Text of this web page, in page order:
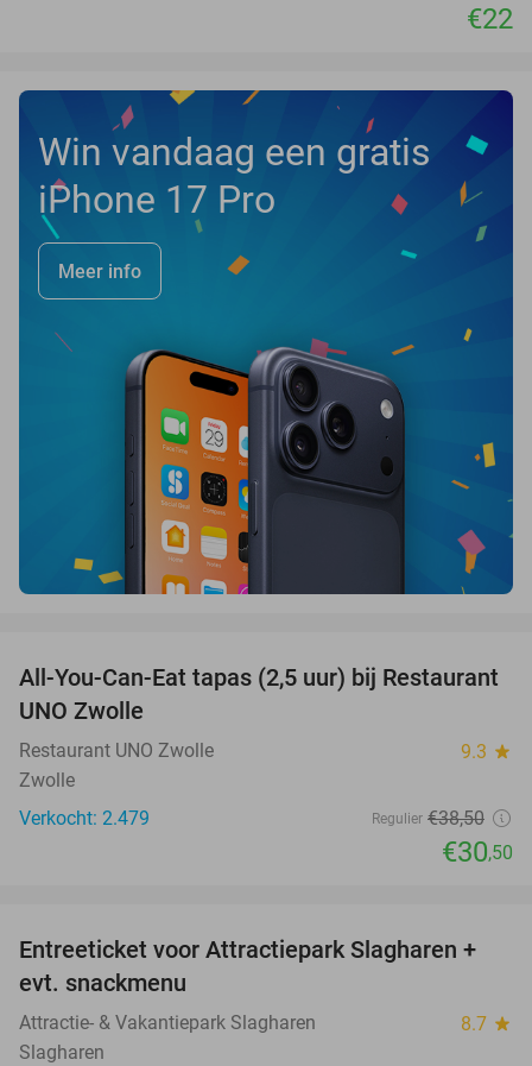
€22
Win vandaag een gratis
iPhone 17 Pro
Meer info
21%
All-You-Can-Eat tapas (2,5 uur) bij Restaurant
UNO Zwolle
Restaurant UNO Zwolle 9.3 star
Zwolle
Verkocht: 2.479
Regulier €38,50
€30,50
41%
Entreeticket voor Attractiepark Slagharen +
evt. snackmenu
Attractie- & Vakantiepark Slagharen 8.7 star
Slagharen